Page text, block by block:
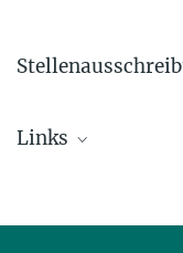
Büromanagement
Ausbildung zum/
Links
http://
Allgemeine